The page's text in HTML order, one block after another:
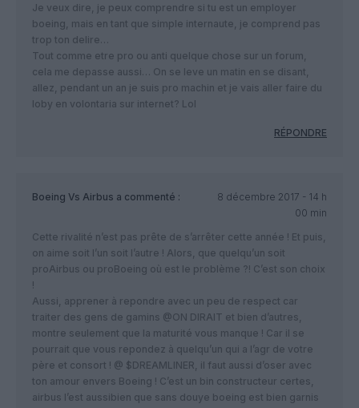
Je veux dire, je peux comprendre si tu est un employer
boeing, mais en tant que simple internaute, je comprend pas
trop ton delire…
Tout comme etre pro ou anti quelque chose sur un forum,
cela me depasse aussi… On se leve un matin en se disant,
allez, pendant un an je suis pro machin et je vais aller faire du
loby en volontaria sur internet? Lol
RÉPONDRE
Boeing Vs Airbus a commenté :
8 décembre 2017 - 14 h
00 min
Cette rivalité n’est pas prête de s’arrêter cette année ! Et puis,
on aime soit l’un soit l’autre ! Alors, que quelqu’un soit
proAirbus ou proBoeing où est le problème ?! C’est son choix
!
Aussi, apprener à repondre avec un peu de respect car
traiter des gens de gamins @ON DIRAIT et bien d’autres,
montre seulement que la maturité vous manque ! Car il se
pourrait que vous repondez à quelqu’un qui a l’agr de votre
père et consort ! @ $DREAMLINER, il faut aussi d’oser avec
ton amour envers Boeing ! C’est un bin constructeur certes,
airbus l’est aussibien que sans douye boeing est bien garnis